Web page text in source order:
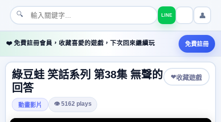
🔍 LINE 👤
❤️ 免費註冊會員，收藏喜愛的遊戲，下次回來繼續玩 免費註冊
綠豆蛙 笑話系列 第38集 無聲的
回答
❤收藏遊戲
動畫影片 👁 5162 plays